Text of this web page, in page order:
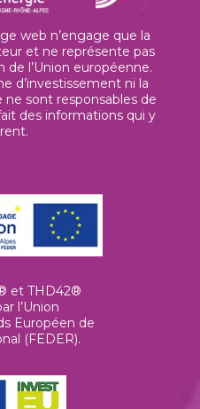
web n’engage que la
et ne représente pas
de l’Union européenne.
d’investissement ni la
sont responsables de
des informations qui y
et THD42®
l’Union
Européen de
(FEDER).